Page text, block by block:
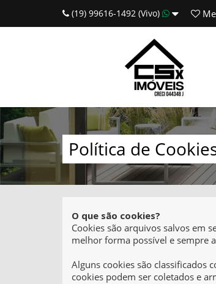
(19) 99616-1492 (Vivo)
Política de
O que são cookies?
Cookies são arquivos salvos em
melhor forma possível e sempre
Alguns cookies são classificados
cookies podem ser coletados e